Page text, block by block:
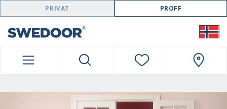
SWEDOOR NAVIGATION
PRIVAT PROFF